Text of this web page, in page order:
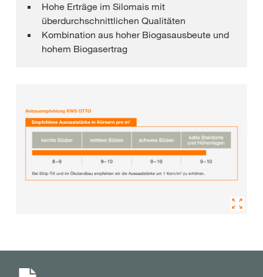
Hohe Erträge im Silomais mit
überdurchschnittlichen Qualitäten
Kombination aus hoher Biogasausbeute und
hohem Biogasertrag